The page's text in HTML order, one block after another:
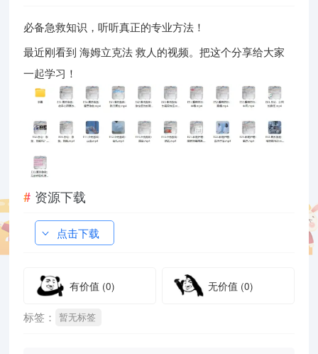
必备急救知识，听听真正的专业方法！
最近刚看到 海姆立克法 救人的视频。把这个分享给大家
一起学习！
资源下载
点击下载
有价值 (0) 无价值 (0)
标签： 暂无标签